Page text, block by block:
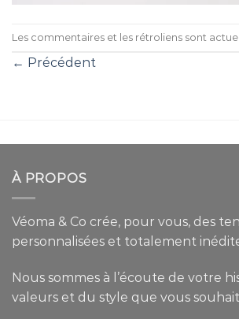
Les commentaires et les rétroliens sont
← Précédent
À PROPOS
Véoma & Co crée, pour vous, des
personnalisées et totalement
Nous sommes à l’écoute de votre
valeurs et du style que vous